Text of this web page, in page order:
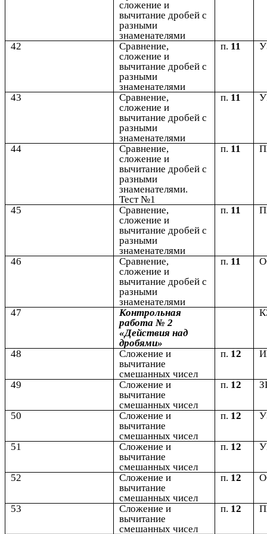
сложение и
вычитание дробей с
разными
знаменателями
42
Сравнение,
сложение и
вычитание дробей с
разными
знаменателями
п. 11
43
Сравнение,
сложение и
вычитание дробей с
разными
знаменателями
п. 11
44
Сравнение,
сложение и
вычитание дробей с
разными
знаменателями.
Тест №1
п. 11
45
Сравнение,
сложение и
вычитание дробей с
разными
знаменателями
п. 11
46
Сравнение,
сложение и
вычитание дробей с
разными
знаменателями
п. 11
47
Контрольная
работа № 2
«Действия над
дробями»
48
Сложение и
вычитание
смешанных чисел
п. 12
49
Сложение и
вычитание
смешанных чисел
п. 12
50
Сложение и
вычитание
смешанных чисел
п. 12
51
Сложение и
вычитание
смешанных чисел
п. 12
52
Сложение и
вычитание
смешанных чисел
п. 12
53
Сложение и
вычитание
смешанных чисел
п. 12